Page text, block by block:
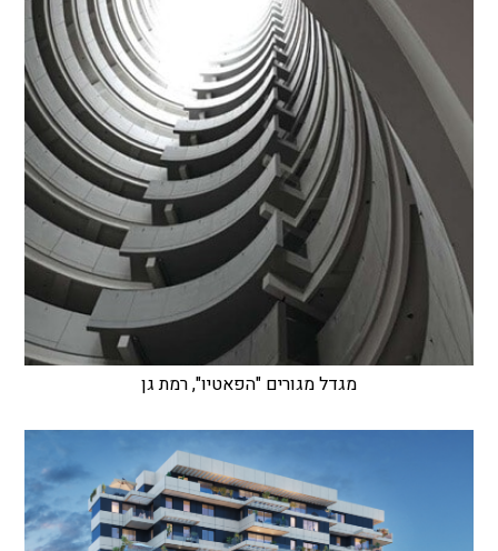
מגדל מגורים "הפאטיו", רמת גן